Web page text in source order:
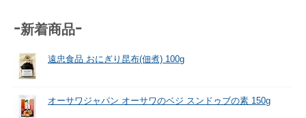
-新着商品-
遠忠食品 おにぎり昆布(佃煮) 100g
オーサワジャパン オーサワのベジ スンドゥブの素 150g